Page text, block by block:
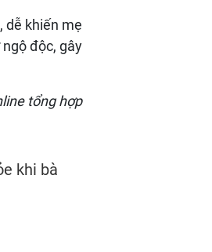
dễ khiến mẹ
độc, gây
tổng hợp
khi bà